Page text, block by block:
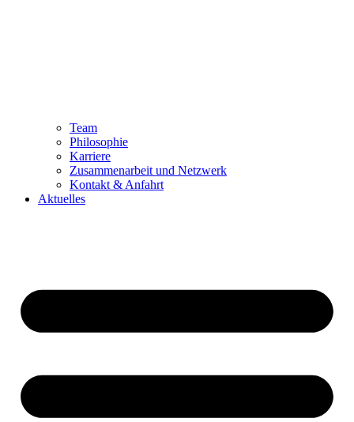
Team
Philosophie
Karriere
Zusammenarbeit und Netzwerk
Kontakt & Anfahrt
Aktuelles